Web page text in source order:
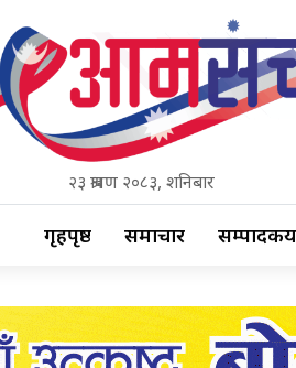
२३ श्रावण २०८३, शनिबार
गृहपृष्ठ समाचार सम्पादकीय